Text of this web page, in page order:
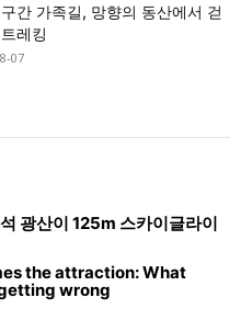
간 가족길, 망향의 동산에서 걷
레킹
07
광산이 125m 스카이글라이
the attraction: What
wrong